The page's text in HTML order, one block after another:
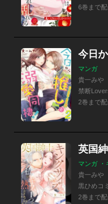
6巻まで
マンガ
貴一みや
禁断
2巻まで
マンガ ・
貴一みや
黒ひめコ
2巻まで